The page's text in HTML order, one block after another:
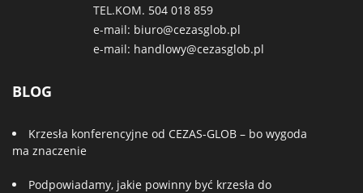
TEL.KOM. 504 018 859
e-mail: biuro@cezasglob.pl
e-mail: handlowy@cezasglob.pl
BLOG
Krzesła konferencyjne od CEZAS-GLOB – bo wygoda
ma znaczenie
Podpowiadamy, jakie powinny być krzesła do